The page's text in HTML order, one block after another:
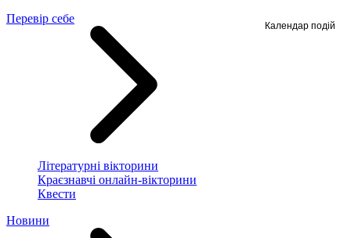
Перевір себе
Літературні вікторини
Краєзнавчі онлайн-вікторини
Квести
Новини
Календар подій